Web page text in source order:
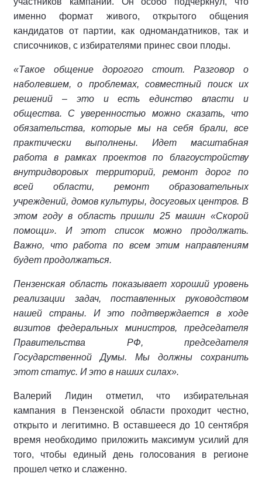
именно формат живого, открытого общения
кандидатов от партии, как одномандатников, так и
списочников, с избирателями принес свои плоды.
«Такое общение дорогого стоит. Разговор о
наболевшем, о проблемах, совместный поиск их
решений – это и есть единство власти и
общества. С уверенностью можно сказать, что
обязательства, которые мы на себя брали, все
практически выполнены. Идет масштабная
работа в рамках проектов по благоустройству
внутридворовых территорий, ремонт дорог по
всей области, ремонт образовательных
учреждений, домов культуры, досуговых центров. В
этом году в область пришли 25 машин «Скорой
помощи». И этот список можно продолжать.
Важно, что работа по всем этим направлениям
будет продолжаться.
Пензенская область показывает хороший уровень
реализации задач, поставленных руководством
нашей страны. И это подтверждается в ходе
визитов федеральных министров, председателя
Правительства РФ, председателя
Государственной Думы. Мы должны сохранить
этот статус. И это в наших силах».
Валерий Лидин отметил, что избирательная
кампания в Пензенской области проходит честно,
открыто и легитимно. В оставшееся до 10 сентября
время необходимо приложить максимум усилий для
того, чтобы единый день голосования в регионе
прошел четко и слаженно.